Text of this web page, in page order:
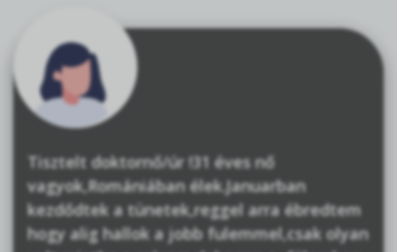
Tisztelt doktornő/úr !31 éves nő
vagyok,Romániában élek.Januarban
kezdődtek a tünetek,reggel arra ébredtem
hogy alig hallok a jobb fulemmel,csak olyan